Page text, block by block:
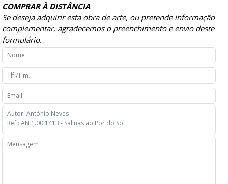
COMPRAR À DISTÂNCIA
Se deseja adquirir esta obra de arte, ou pretende informação
complementar, agradecemos o preenchimento e envio deste
formulário.